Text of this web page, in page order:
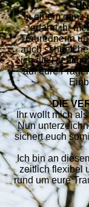
In einem ganz
erfahrt ihr
Traurednerin
auch schnell
ich die Richtige
auf eure
DIE
Ihr wollt mich
Nun
sichert euch
Ich bin an
zeitlich flexibel
rund um eure